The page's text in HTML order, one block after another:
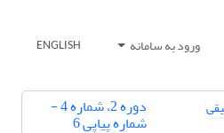
ورود به سامانه ENGLISH
دوره 2، شماره 4 -
شماره پیاپی 6